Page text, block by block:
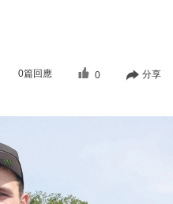
0篇回應 0 分享